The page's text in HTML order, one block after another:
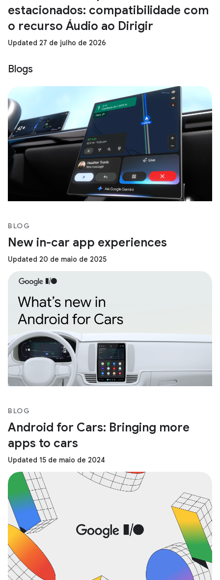
estacionados: compatibilidade com
o recurso Áudio ao Dirigir
Updated 27 de julho de 2026
Blogs
BLOG
New in-car app experiences
Updated 20 de maio de 2025
BLOG
Android for Cars: Bringing more
apps to cars
Updated 15 de maio de 2024